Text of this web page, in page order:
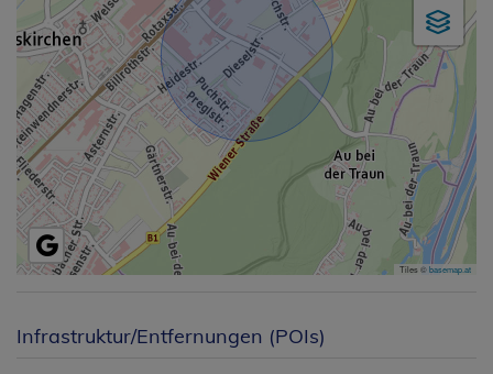
Tiles ©basemap.at
Infrastruktur/Entfernungen (POIs)